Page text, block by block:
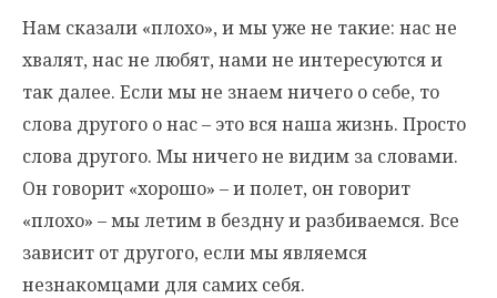
Нам сказали «плохо», и мы уже не такие: нас не
хвалят, нас не любят, нами не интересуются и
так далее. Если мы не знаем ничего о себе, то
слова другого о нас – это вся наша жизнь. Просто
слова другого. Мы ничего не видим за словами.
Он говорит «хорошо» – и полет, он говорит
«плохо» – мы летим в бездну и разбиваемся. Все
зависит от другого, если мы являемся
незнакомцами для самих себя.